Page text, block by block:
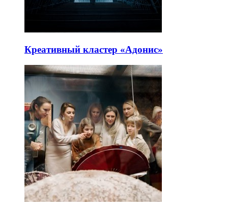
Креативный кластер «Адонис»